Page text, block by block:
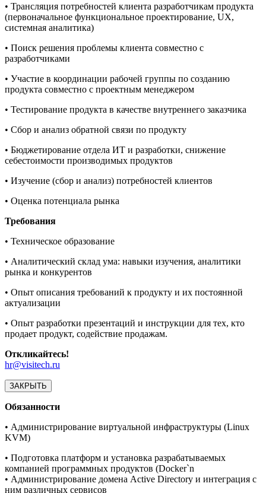
• Трансляция потребностей клиента разработчикам продукта
(первоначальное функциональное проектирование, UX,
системная аналитика)
• Поиск решения проблемы клиента совместно с
разработчиками
• Участие в координации рабочей группы по созданию
продукта совместно с проектным менеджером
• Тестирование продукта в качестве внутреннего заказчика
• Сбор и анализ обратной связи по продукту
• Бюджетирование отдела ИТ и разработки, снижение
себестоимости производимых продуктов
• Изучение (сбор и анализ) потребностей клиентов
• Оценка потенциала рынка
Требования
• Техническое образование
• Аналитический склад ума: навыки изучения, аналитики
рынка и конкурентов
• Опыт описания требований к продукту и их постоянной
актуализации
• Опыт разработки презентаций и инструкции для тех, кто
продает продукт, содействие продажам.
Откликайтесь!
hr@visitech.ru
ЗАКРЫТЬ
Обязанности
• Администрирование виртуальной инфраструктуры (Linux
KVM)
• Подготовка платформ и установка разрабатываемых
компанией программных продуктов (Docker`n
• Администрирование домена Active Directory и интеграция с
ним различных сервисов